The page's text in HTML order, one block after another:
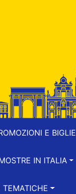
E
IN ITALIA
TEMATICHE